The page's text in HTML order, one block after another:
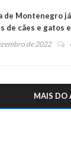
de Montenegro
de cães e gatos
de 2022
MAIS DO